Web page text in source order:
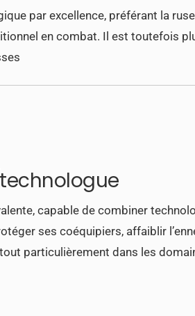
par excellence, préférant la
en combat. Il est toutefois
capable de combiner
ses coéquipiers, affaiblir
particulièrement dans les